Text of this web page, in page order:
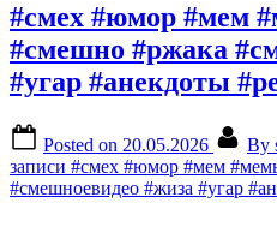
#смех #юмор #мем
#смешно #ржака
#угар #анекдоты
Posted on 20.05.2026 By
записи #смех #юмор #мем
#смешноевидео #жиза #угар